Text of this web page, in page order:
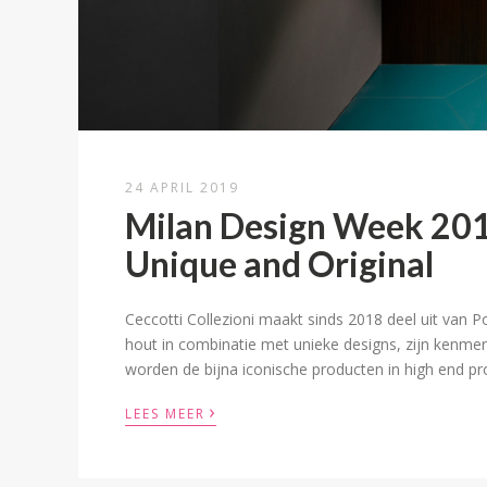
24 APRIL 2019
Milan Design Week
Unique and Original
Ceccotti Collezioni maakt sinds 2018 deel uit van
hout in combinatie met unieke designs, zijn
worden de bijna iconische producten in high end
LEES MEER ›